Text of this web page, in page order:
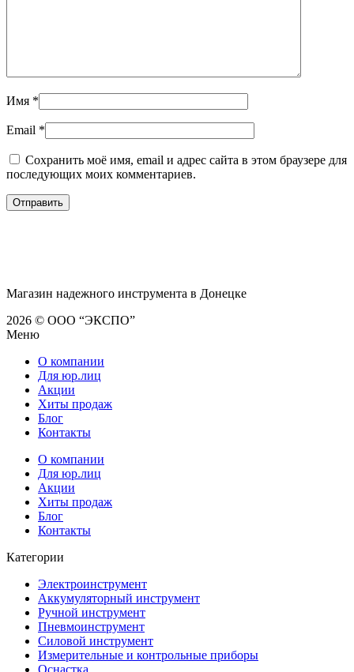
Имя *
Email *
Сохранить моё имя, email и адрес сайта в этом браузере для
последующих моих комментариев.
Магазин надежного инструмента в Донецке
2026 © ООО “ЭКСПО”
Меню
О компании
Для юр.лиц
Акции
Хиты продаж
Блог
Контакты
О компании
Для юр.лиц
Акции
Хиты продаж
Блог
Контакты
Категории
Электроинструмент
Аккумуляторный инструмент
Ручной инструмент
Пневмоинструмент
Силовой инструмент
Измерительные и контрольные приборы